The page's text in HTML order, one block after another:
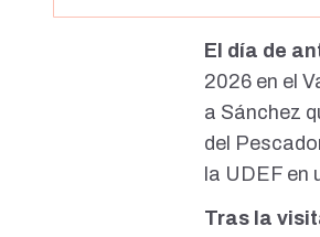
El día de
2026 en el
a Sánchez
del
la UDEF en
Tras la